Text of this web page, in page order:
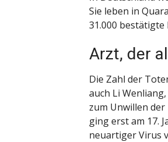
Sie leben in
31.000 bestätigte
Arzt, der
Die Zahl der
auch Li
zum Unwillen
ging erst am 17.
neuartiger Virus